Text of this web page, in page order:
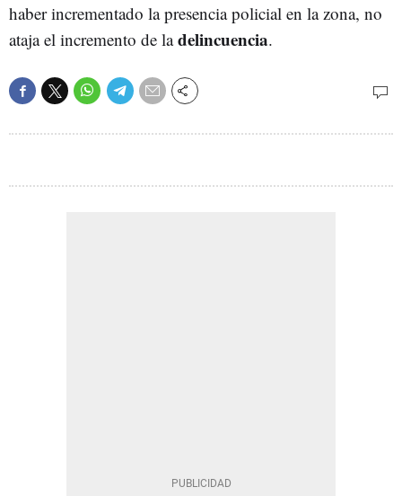
haber incrementado la presencia policial en la zona, no
ataja el incremento de ladelincuencia.